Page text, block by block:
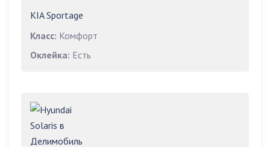
KIA Sportage
Класс: Комфорт
Оклейка: Есть